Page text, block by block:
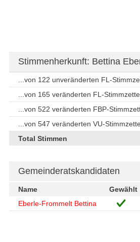
Stimmenherkunft: Bettina
...von 122 unveränderten FL-
...von 165 veränderten FL-
...von 522 veränderten FBP-
...von 547 veränderten VU-
Total Stimmen
Gemeinderatskandidaten
Name Gewählt
Eberle-Frommelt Bettina